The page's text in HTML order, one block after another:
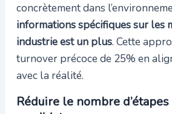
concrètement dans
informations spécifiques sur les
industrie est un plus. Cette
turnover précoce de 25% en
avec la réalité.
Réduire le nombre